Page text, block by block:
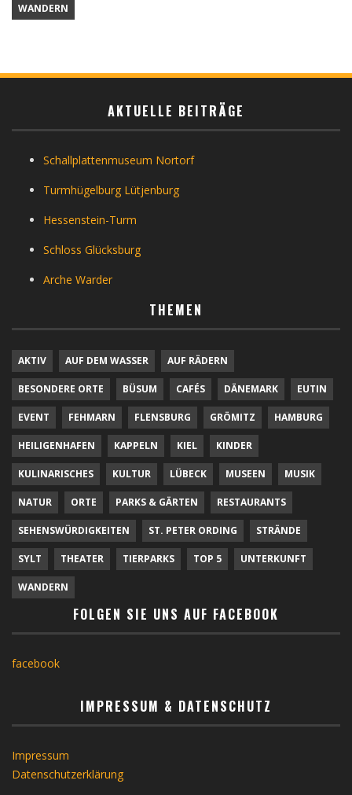
WANDERN
AKTUELLE BEITRÄGE
Schallplattenmuseum Nortorf
Turmhügelburg Lütjenburg
Hessenstein-Turm
Schloss Glücksburg
Arche Warder
THEMEN
AKTIV AUF DEM WASSER AUF RÄDERN
BESONDERE ORTE BÜSUM CAFÉS DÄNEMARK EUTIN
EVENT FEHMARN FLENSBURG GRÖMITZ HAMBURG
HEILIGENHAFEN KAPPELN KIEL KINDER
KULINARISCHES KULTUR LÜBECK MUSEEN MUSIK
NATUR ORTE PARKS & GÄRTEN RESTAURANTS
SEHENSWÜRDIGKEITEN ST. PETER ORDING STRÄNDE
SYLT THEATER TIERPARKS TOP 5 UNTERKUNFT
WANDERN
FOLGEN SIE UNS AUF FACEBOOK
facebook
IMPRESSUM & DATENSCHUTZ
Impressum
Datenschutzerklärung